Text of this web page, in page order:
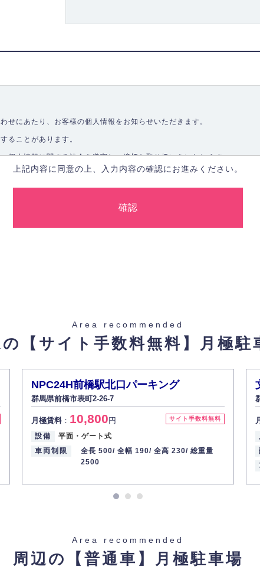
せにあたり、お客様の個人情報をお知らせいただきます。
ることがあります。
個人情報に関する法令を遵守し、適切な取り扱いをいたします。
ことなく、適正に個人情報を取得いたします。
合を除き、お客様の個人情報をご本人の同意なく第三者に提供いたしませ
った場合、すみやかに開示いたします（ご本人であることが確認できな
訂正・追加・削除の請求がある場合は適切に対応いたします。
重要性を理解し、より適切に管理するよう社内教育を実施してまいりま
上記内容に同意の上、入力内容の確認にお進みください。
Area recommended
【サイト手数料無料】 月極駐
NPC24H前橋駅北口パーキング
群馬県前橋市表町2-26-7
サイト手数料無料
月極賃料： 10,800円
設備
平面・ゲート式
車両制限
全長 500/ 全幅 190/ 全高 230/ 総重量
2500
Area recommended
周辺の【普通車】 月極駐車場